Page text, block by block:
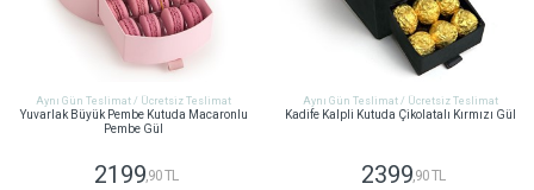
Aynı Gün Teslimat / Ücretsiz Teslimat
Yuvarlak Büyük Pembe Kutuda Macaronlu
Pembe Gül
2199 ,90 TL
Aynı Gün Teslimat / Ücretsiz Teslimat
Kadife Kalpli Kutuda Çikolatalı Kırmızı Gül
2399 ,90 TL